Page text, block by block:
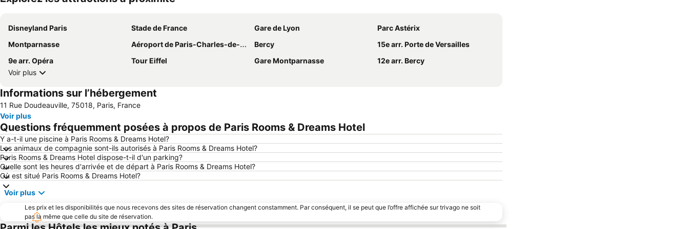
Disneyland Paris Stade de France Gare de Lyon
Parc Astérix
Montparnasse
Aéroport de Paris-Charles-de-Gaulle Bercy
15e arr. Porte de Versailles
9e arr. Opéra
Tour Eiffel Gare Montparnasse
12e arr. Bercy
Voir plus
Informations sur l’hébergement
11 Rue Doudeauville, 75018, Paris, France
Voir plus
Questions fréquemment posées à propos de Paris Rooms & Dreams Hotel
Y a-t-il une piscine à Paris Rooms & Dreams Hotel?
Les animaux de compagnie sont-ils autorisés à Paris Rooms & Dreams Hotel?
Paris Rooms & Dreams Hotel dispose-t-il d'un parking?
Quelle sont les heures d'arrivée et de départ à Paris Rooms & Dreams Hotel?
Où est situé Paris Rooms & Dreams Hotel?
Voir plus
Les prix et les disponibilités que nous recevons des sites de réservation changent constamment. Par conséquent, il se peut que l’offre affichée sur trivago ne soit
pas la même que celle du site de réservation.